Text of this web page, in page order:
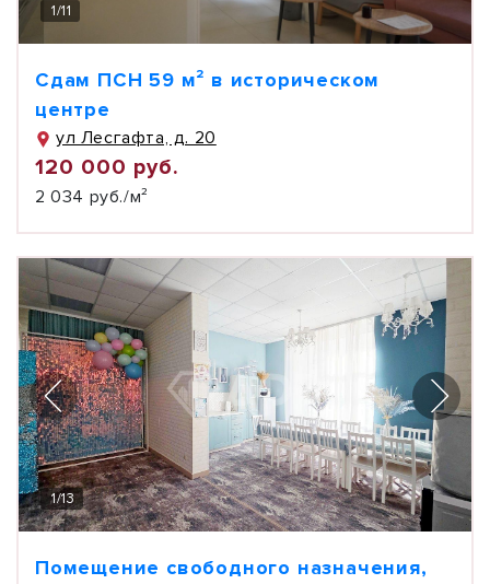
1/11
Сдам ПСН 59 м² в историческом
центре
ул Лесгафта, д. 20
120 000 руб.
2 034 руб./м²
1/13
Помещение свободного назначения,